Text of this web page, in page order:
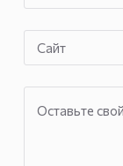
Сайт
Оставьте